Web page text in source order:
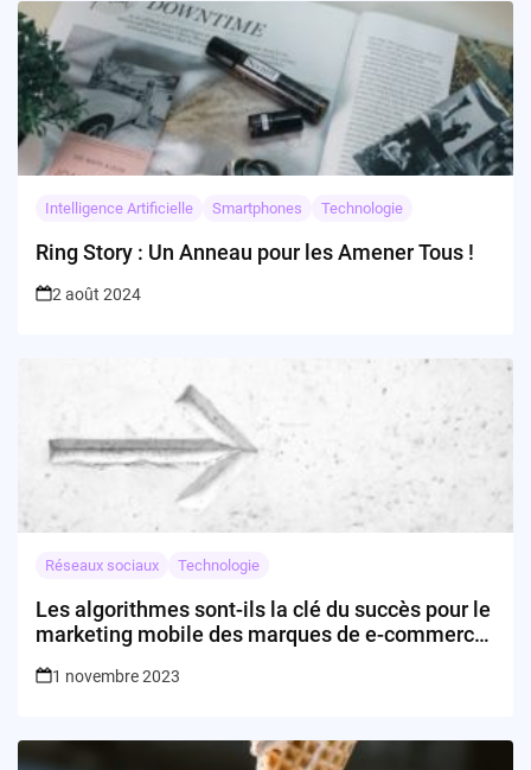
Intelligence Artificielle Smartphones Technologie
Ring Story : Un Anneau pour les Amener Tous !
2 août 2024
Réseaux sociaux Technologie
Les algorithmes sont-ils la clé du succès pour le
marketing mobile des marques de e-commerce
1 novembre 2023